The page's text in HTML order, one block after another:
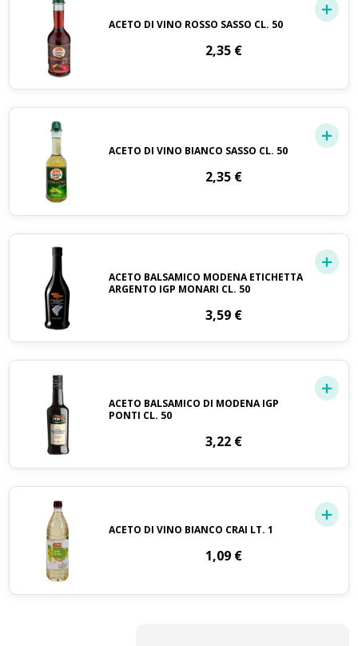
ACETO DI VINO ROSSO SASSO CL. 50
2,35 €
ACETO DI VINO BIANCO SASSO CL. 50
2,35 €
ACETO BALSAMICO MODENA ETICHETTA
ARGENTO IGP MONARI CL. 50
3,59 €
ACETO BALSAMICO DI MODENA IGP
PONTI CL. 50
3,22 €
ACETO DI VINO BIANCO CRAI LT. 1
1,09 €